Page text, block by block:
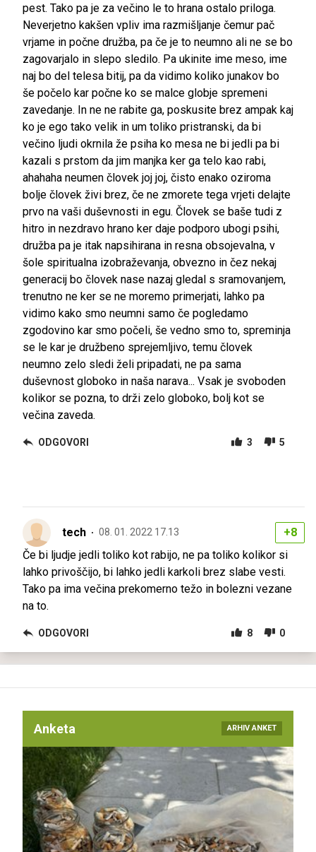
pest. Tako pa je za večino le to hrana ostalo priloga.
Neverjetno kakšen vpliv ima razmišljanje čemur pač
vrjame in počne družba, pa če je to neumno ali ne se bo
zagovarjalo in slepo sledilo. Pa ukinite ime meso, ime
naj bo del telesa bitij, pa da vidimo koliko junakov bo
še počelo kar počne ko se malce globje spremeni
zavedanje. In ne ne rabite ga, poskusite brez ampak kaj
ko je ego tako velik in um toliko pristranski, da bi
večino ljudi okrnila že psiha ko mesa ne bi jedli pa bi
kazali s prstom da jim manjka ker ga telo kao rabi,
ahahaha neumen človek joj joj, čisto enako oziroma
bolje človek živi brez, če ne zmorete tega vrjeti delajte
prvo na vaši duševnosti in egu. Človek se baše tudi z
hitro in nezdravo hrano ker daje podporo ubogi psihi,
družba pa je itak napsihirana in resna obsojevalna, v
šole spiritualna izobraževanja, obvezno in čez nekaj
generacij bo človek nase nazaj gledal s sramovanjem,
trenutno ne ker se ne moremo primerjati, lahko pa
vidimo kako smo neumni samo če pogledamo
zgodovino kar smo počeli, še vedno smo to, spreminja
se le kar je družbeno sprejemljivo, temu človek
neumno zelo sledi želi pripadati, ne pa sama
duševnost globoko in naša narava... Vsak je svoboden
kolikor se pozna, to drži zelo globoko, bolj kot se
večina zaveda.
ODGOVORI 3 5
tech 08. 01. 2022 17.13
+8
Če bi ljudje jedli toliko kot rabijo, ne pa toliko kolikor si
lahko privoščijo, bi lahko jedli karkoli brez slabe vesti.
Tako pa ima večina prekomerno težo in bolezni vezane
na to.
ODGOVORI 8 0
Anketa ARHIV ANKET